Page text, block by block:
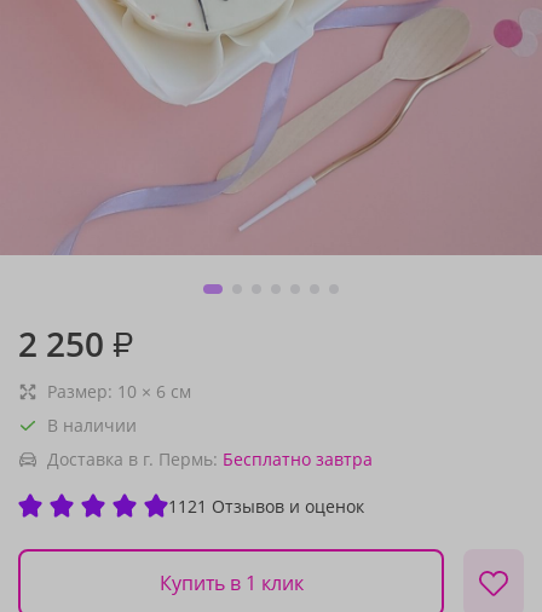
2 250 ₽
Размер: 10 × 6 см
В наличии
Доставка в г. Пермь: Бесплатно завтра
1121 Отзывов и оценок
Купить в 1 клик